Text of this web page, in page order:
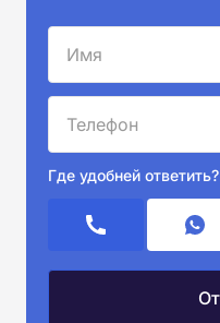
Где удобней ответить?